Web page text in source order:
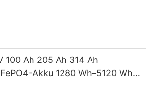
100 Ah 205 Ah 314 Ah
Akku 1280 Wh–5120 Wh